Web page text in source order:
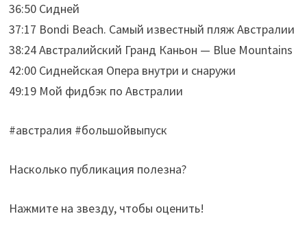
36:50 Сидней
37:17 Bondi Beach. Самый известный пляж Австралии
38:24 Австралийский Гранд Каньон — Blue Mountains
42:00 Сиднейская Опера внутри и снаружи
49:19 Мой фидбэк по Австралии
#австралия #большойвыпуск
Насколько публикация полезна?
Нажмите на звезду, чтобы оценить!